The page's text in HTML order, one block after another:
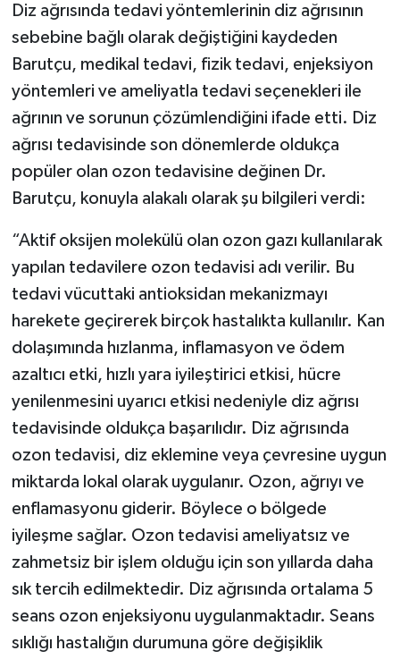
Diz ağrısında tedavi yöntemlerinin diz ağrısının
sebebine bağlı olarak değiştiğini kaydeden
Barutçu, medikal tedavi, fizik tedavi, enjeksiyon
yöntemleri ve ameliyatla tedavi seçenekleri ile
ağrının ve sorunun çözümlendiğini ifade etti. Diz
ağrısı tedavisinde son dönemlerde oldukça
popüler olan ozon tedavisine değinen Dr.
Barutçu, konuyla alakalı olarak şu bilgileri verdi:
“Aktif oksijen molekülü olan ozon gazı kullanılarak
yapılan tedavilere ozon tedavisi adı verilir. Bu
tedavi vücuttaki antioksidan mekanizmayı
harekete geçirerek birçok hastalıkta kullanılır. Kan
dolaşımında hızlanma, inflamasyon ve ödem
azaltıcı etki, hızlı yara iyileştirici etkisi, hücre
yenilenmesini uyarıcı etkisi nedeniyle diz ağrısı
tedavisinde oldukça başarılıdır. Diz ağrısında
ozon tedavisi, diz eklemine veya çevresine uygun
miktarda lokal olarak uygulanır. Ozon, ağrıyı ve
enflamasyonu giderir. Böylece o bölgede
iyileşme sağlar. Ozon tedavisi ameliyatsız ve
zahmetsiz bir işlem olduğu için son yıllarda daha
sık tercih edilmektedir. Diz ağrısında ortalama 5
seans ozon enjeksiyonu uygulanmaktadır. Seans
sıklığı hastalığın durumuna göre değişiklik